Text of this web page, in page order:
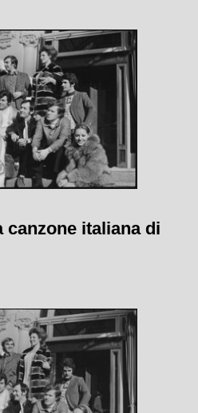
canzone italiana di